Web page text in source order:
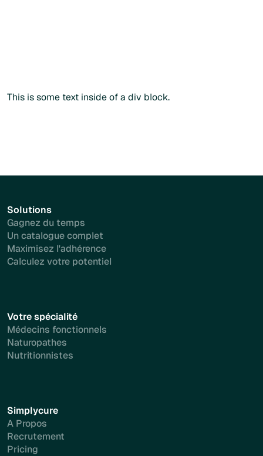
This is some text inside of a div block.
Solutions
Gagnez du temps
Un catalogue complet
Maximisez l'adhérence
Calculez votre potentiel
Votre spécialité
Médecins fonctionnels
Naturopathes
Nutritionnistes
Simplycure
A Propos
Recrutement
Pricing